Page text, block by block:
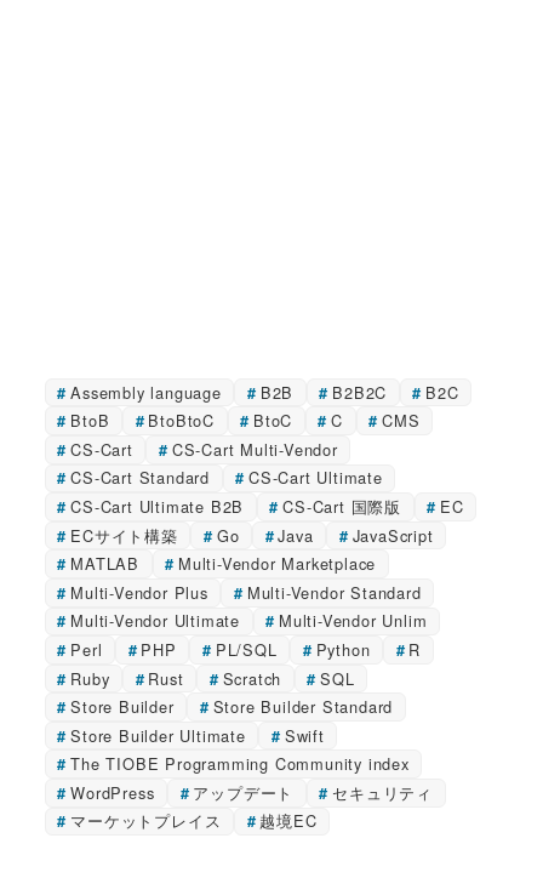
Assembly language B2B B2B2C
B2C
BtoB
BtoBtoC BtoC C
CMS
CS-Cart
CS-Cart Multi-Vendor
CS-Cart Standard
CS-Cart Ultimate
CS-Cart Ultimate B2B
CS-Cart 国際版
EC
ECサイト構築
Go Java
JavaScript
MATLAB
Multi-Vendor Marketplace
Multi-Vendor Plus
Multi-Vendor Standard
Multi-Vendor Ultimate
Multi-Vendor Unlim
Perl
PHP PL/SQL Python
R
Ruby
Rust Scratch
SQL
Store Builder
Store Builder Standard
Store Builder Ultimate
Swift
The TIOBE Programming Community index
WordPress
アップデート
セキュリティ
マーケットプレイス
越境EC